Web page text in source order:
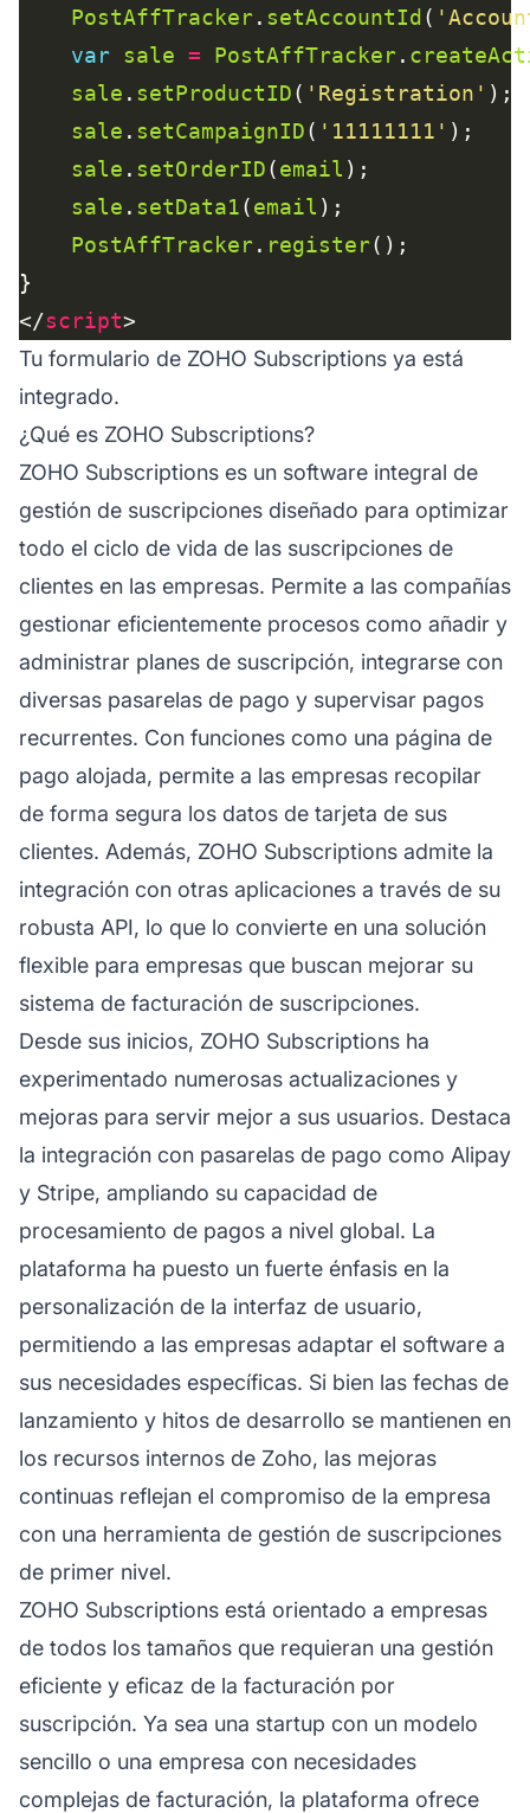
PostAffTracker. setAccountId(
var sale = PostAffTracker.
sale . setProductID( 'Registration'
sale . setCampaignID( '11111111'
sale . setOrderID(email
sale . setData1(email
PostAffTracker. register
</script
Tu formulario de ZOHO Subscriptions ya está
integrado.
¿Qué es ZOHO Subscriptions?
ZOHO Subscriptions es un software integral de
gestión de suscripciones diseñado para optimizar
todo el ciclo de vida de las suscripciones de
clientes en las empresas. Permite a las compañías
gestionar eficientemente procesos como añadir y
administrar planes de suscripción, integrarse con
diversas pasarelas de pago y supervisar pagos
recurrentes. Con funciones como una página de
pago alojada, permite a las empresas recopilar
de forma segura los datos de tarjeta de sus
clientes. Además, ZOHO Subscriptions admite la
integración con otras aplicaciones a través de su
robusta API, lo que lo convierte en una solución
flexible para empresas que buscan mejorar su
sistema de facturación de suscripciones.
Desde sus inicios, ZOHO Subscriptions ha
experimentado numerosas actualizaciones y
mejoras para servir mejor a sus usuarios. Destaca
la integración con pasarelas de pago como Alipay
y Stripe, ampliando su capacidad de
procesamiento de pagos a nivel global. La
plataforma ha puesto un fuerte énfasis en la
personalización de la interfaz de usuario,
permitiendo a las empresas adaptar el software a
sus necesidades específicas. Si bien las fechas de
lanzamiento y hitos de desarrollo se mantienen en
los recursos internos de Zoho, las mejoras
continuas reflejan el compromiso de la empresa
con una herramienta de gestión de suscripciones
de primer nivel.
ZOHO Subscriptions está orientado a empresas
de todos los tamaños que requieran una gestión
eficiente y eficaz de la facturación por
suscripción. Ya sea una startup con un modelo
sencillo o una empresa con necesidades
complejas de facturación, la plataforma ofrece